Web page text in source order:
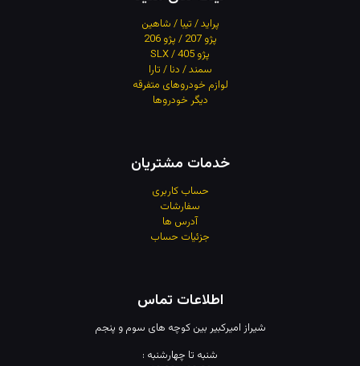
پراید / تیبا / شاهین
پژو 207 / پژو 206
پژو 405 / SLX
سمند / دنا / تارا
لوازم خودروهای متفرقه
دیگر خودروها
خدمات مشتریان
حساب کاربری
سفارشات
آدرس ها
جزئیات حساب
اطلاعات تماس
شیراز امیرکبیر بین کوچه های سوم و پنجم
شنبه تا چهارشنبه :